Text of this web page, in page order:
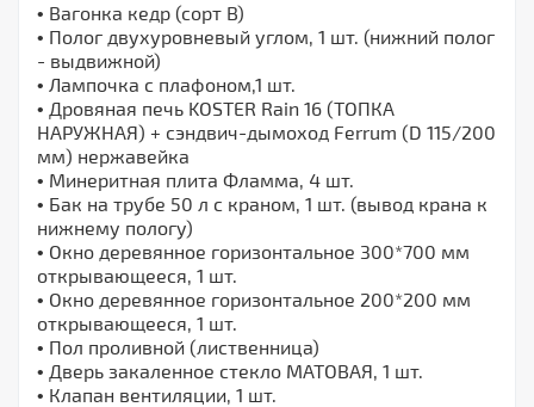
• Вагонка кедр (сорт В)
• Полог двухуровневый углом, 1 шт. (нижний полог
- выдвижной)
• Лампочка с плафоном,1 шт.
• Дровяная печь KOSTER Rain 16 (ТОПКА
НАРУЖНАЯ) + сэндвич-дымоход Ferrum (D 115/200
мм) нержавейка
• Минеритная плита Фламма, 4 шт.
• Бак на трубе 50 л с краном, 1 шт. (вывод крана к
нижнему пологу)
• Окно деревянное горизонтальное 300*700 мм
открывающееся, 1 шт.
• Окно деревянное горизонтальное 200*200 мм
открывающееся, 1 шт.
• Пол проливной (лиственница)
• Дверь закаленное стекло МАТОВАЯ, 1 шт.
• Клапан вентиляции, 1 шт.